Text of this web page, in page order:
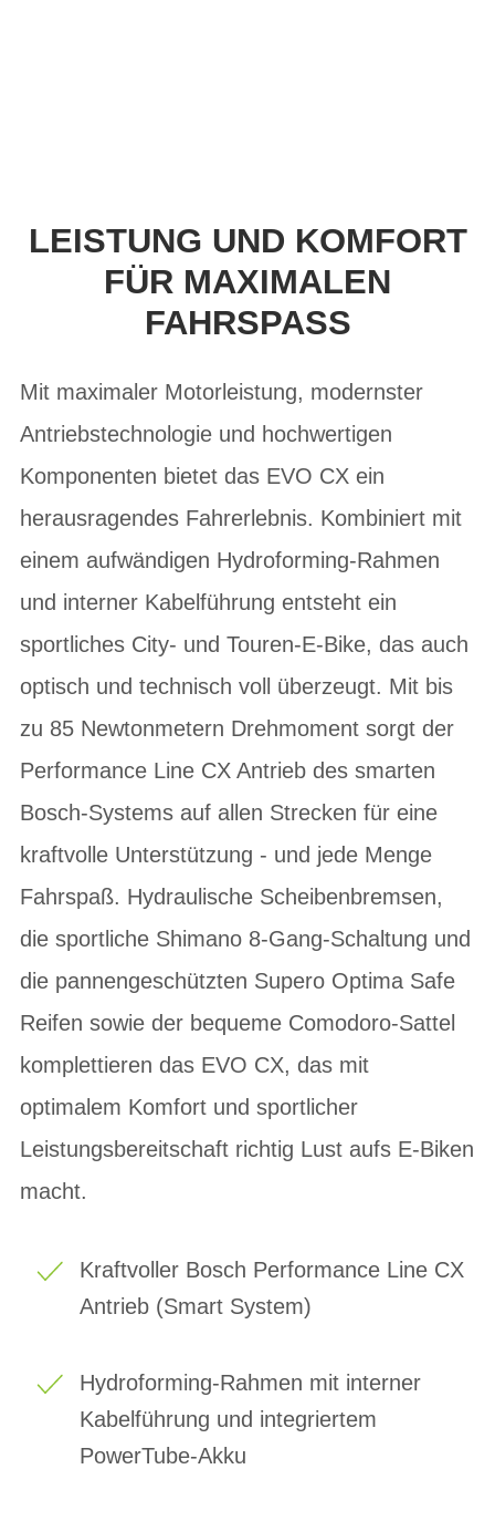
LEISTUNG UND KOMFORT
FÜR MAXIMALEN
FAHRSPASS
Mit maximaler Motorleistung, modernster
Antriebstechnologie und hochwertigen
Komponenten bietet das EVO CX ein
herausragendes Fahrerlebnis. Kombiniert mit
einem aufwändigen Hydroforming-Rahmen
und interner Kabelführung entsteht ein
sportliches City- und Touren-E-Bike, das auch
optisch und technisch voll überzeugt. Mit bis
zu 85 Newtonmetern Drehmoment sorgt der
Performance Line CX Antrieb des smarten
Bosch-Systems auf allen Strecken für eine
kraftvolle Unterstützung - und jede Menge
Fahrspaß. Hydraulische Scheibenbremsen,
die sportliche Shimano 8-Gang-Schaltung und
die pannengeschützten Supero Optima Safe
Reifen sowie der bequeme Comodoro-Sattel
komplettieren das EVO CX, das mit
optimalem Komfort und sportlicher
Leistungsbereitschaft richtig Lust aufs E-Biken
macht.
Kraftvoller Bosch Performance Line CX
Antrieb (Smart System)
Hydroforming-Rahmen mit interner
Kabelführung und integriertem
PowerTube-Akku